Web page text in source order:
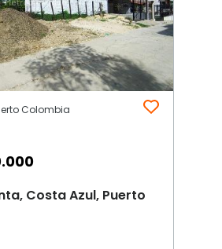
Colombia
Costa Azul, Puerto